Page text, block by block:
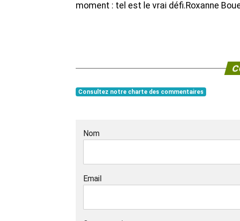
moment : tel est le vrai défi.Roxanne
Consultez notre charte des commentaires
Nom
Email